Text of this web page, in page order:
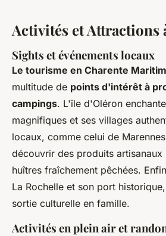
Activités et Attractions
Sights et événements locaux
Le tourisme en Charente
multitude de points d'intérêt à
campings. L'île d'Oléron
magnifiques et ses villages
locaux, comme celui de
découvrir des produits artisanaux
huîtres fraîchement pêchées.
La Rochelle et son port
sortie culturelle en famille.
Activités en plein air et